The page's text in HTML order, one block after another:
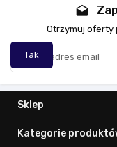
drafts
Otrzymuj oferty
Sklep
Kategorie